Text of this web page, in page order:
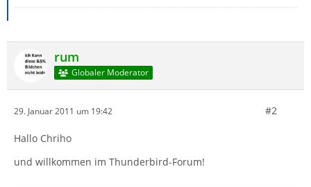
rum
Globaler Moderator
29. Januar 2011 um 19:42 #2
Hallo Chriho
und willkommen im Thunderbird-Forum!